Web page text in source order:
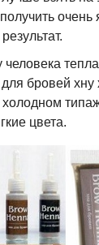
очень
человека
бровей хну
холодном
цвета.